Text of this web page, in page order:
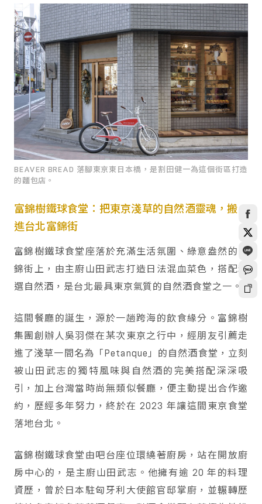
BEAVER BREAD 落腳東京東日本橋，是割田健一為這個街區打造
的麵包店。
富錦樹鐵球食堂：把東京淺草的自然酒靈魂，搬
進台北富錦街
富錦樹鐵球食堂座落於充滿生活氛圍、綠意盎然的富
錦街上，由主廚山田武志打造日法混血菜色，搭配精
選自然酒，是台北最具東京氣質的自然酒食堂之一。
這間餐廳的誕生，源於一趟跨海的飲食緣分。富錦樹
集團創辦人吳羽傑在某次東京之行中，經朋友引薦走
進了淺草一間名為「Petanque」的自然酒食堂，立刻
被山田武志的獨特風味與自然酒的完美搭配深深吸
引，加上台灣當時尚無類似餐廳，便主動提出合作邀
約，歷經多年努力，終於在 2023 年讓這間東京食堂
落地台北。
富錦樹鐵球食堂由吧台座位環繞著廚房，站在開放廚
房中心的，是主廚山田武志。他擁有逾 20 年的料理
資歷，曾於日本駐匈牙利大使館官邸掌廚，並輾轉歷